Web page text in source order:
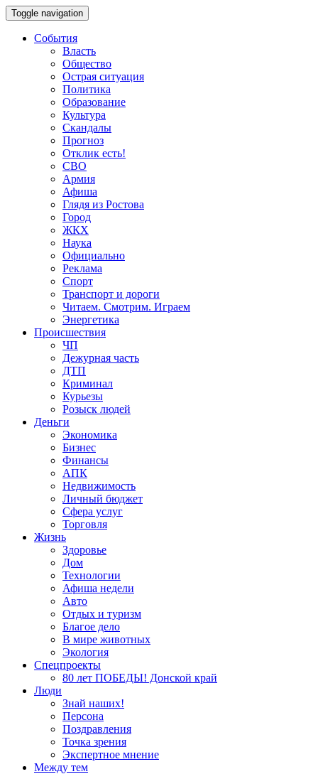
Toggle navigation
События
Власть
Общество
Острая ситуация
Политика
Образование
Культура
Скандалы
Прогноз
Отклик есть!
СВО
Армия
Афиша
Глядя из Ростова
Город
ЖКХ
Наука
Официально
Реклама
Спорт
Транспорт и дороги
Читаем. Смотрим. Играем
Энергетика
Происшествия
ЧП
Дежурная часть
ДТП
Криминал
Курьезы
Розыск людей
Деньги
Экономика
Бизнес
Финансы
АПК
Недвижимость
Личный бюджет
Сфера услуг
Торговля
Жизнь
Здоровье
Дом
Технологии
Афиша недели
Авто
Отдых и туризм
Благое дело
В мире животных
Экология
Спецпроекты
80 лет ПОБЕДЫ! Донской край
Люди
Знай наших!
Персона
Поздравления
Точка зрения
Экспертное мнение
Между тем